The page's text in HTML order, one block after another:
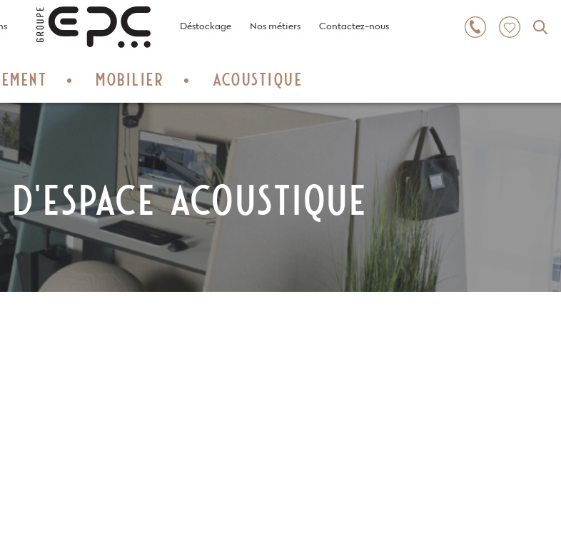
Home
Déstockage Nos métiers Contactez-nous
MOBILIER ACOUSTIQUE
ACOUSTIQUE